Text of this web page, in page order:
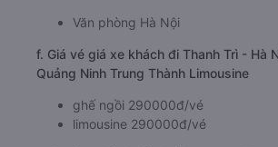
Văn phòng Hà Nội
f. Giá vé giá xe khách đi Thanh Trì - Hà
Quảng Ninh Trung Thành Limousine
ghế ngồi 290000đ/vé
limousine 290000đ/vé